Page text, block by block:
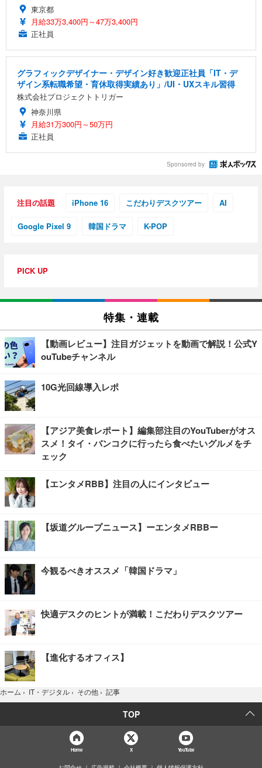
東京都
月給33万3,400円～47万3,400円
正社員
グラフィックデザイナー・デザイン好き歓迎正社員「IT・デ
ザイン系転職希望・育休取得実績あり」/UI・UXスキル習得
株式会社プロジェクトトリガー
神奈川県
月給31万300円～50万円
正社員
Sponsored by
注目の話題 iPhone 16 こだわりデスクツアー AI
Google Pixel 9 韓国ドラマ K-POP
PICK UP
特集・連載
【動画レビュー】注目ガジェットを動画で解説！公式Y
ouTubeチャンネル
10G光回線導入レポ
【アジア美食レポート】編集部注目のYouTuberがオス
スメ！タイ・バンコクに行ったら食べたいグルメをチ
ェック
【エンタメRBB】注目の人にインタビュー
【坂道グループニュース】ーエンタメRBBー
今観るべきオススメ「韓国ドラマ」
快適デスクのヒントが満載！こだわりデスクツアー
【進化するオフィス】
ホーム › IT・デジタル › その他 › 記事
TOP
Home X YouTube